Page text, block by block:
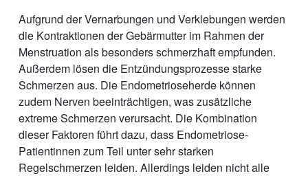
Aufgrund der Vernarbungen und Verklebungen werden
die Kontraktionen der Gebärmutter im Rahmen der
Menstruation als besonders schmerzhaft empfunden.
Außerdem lösen die Entzündungsprozesse starke
Schmerzen aus. Die Endometrioseherde können
zudem Nerven beeinträchtigen, was zusätzliche
extreme Schmerzen verursacht. Die Kombination
dieser Faktoren führt dazu, dass Endometriose-
Patientinnen zum Teil unter sehr starken
Regelschmerzen leiden. Allerdings leiden nicht alle